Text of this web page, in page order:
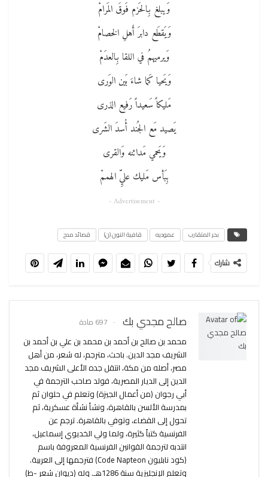
وَيبلغ بِالحَزم فَوقَ المَرامْ
وَيَقطَع دابرَ أَهلِ الخصامْ
وَيرميهمُ في اللقا بِالعدَمْ
وَيَحيا كَما شاءَ بَين الوَرى
مَليكاً سَعيداً رَفيع الذرى
يَصيد مَع الجُند أُسدَ الشَرى
وَيَحمي مَدائنه وَالقرى
بِبَأس مَليك عليِّ الهممْ
- Advertisement -
بحر المتقارب عموديه قافية النون (ن) قصائد مدح
شارك
صالح مجدي بك 697 مادة
محمد بن صالح بن أحمد بن محمد بن علي بن أحمد بن
الشريف مجد الدين. باحث، مترجم، له شعر، من أهل
مصر، أصله من مكة، انتقل جده الأعلى الشريف مجد
الدين إلى الديار المصرية، فولد صاحب الترجمة في
أبي رجوان (من أعمال الجيزة) وتعلم في حلوان ثم
بمدرسة الألسن بالقاهرة، ونشأ نشأة عسكرية، ثم
تحول إلى القضاء، وتوفي بالقاهرة. ترجم عن
الفرنسية كتباً كثيرة، ولما ولي الخديوي إسماعيل،
انتدبه لترجمة القوانين الفرنسية المعروفة باسم
(كود نابليون Code Napteon) فترجمها إلى العربية.
وتعلم الإنجليزية سنة 1286هـ. وله (ديوان شعر -ط)